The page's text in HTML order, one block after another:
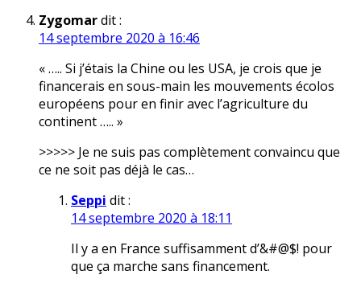
Zygomardit :
14 septembre 2020 à 16:46
« ….. Si j’étais la Chine ou les USA, je crois que je
financerais en sous-main les mouvements écolos
européens pour en finir avec l’agriculture du
continent ….. »
>>>>> Je ne suis pas complètement convaincu que
ce ne soit pas déjà le cas…
Seppi dit :
14 septembre 2020 à 18:11
Il y a en France suffisamment d’&#@$! pour
que ça marche sans financement.